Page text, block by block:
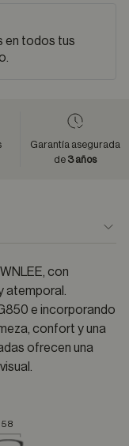
en todos tus
Garantía asegurada
de 3 años
con
e incorporando
confort y una
ofrecen una
58